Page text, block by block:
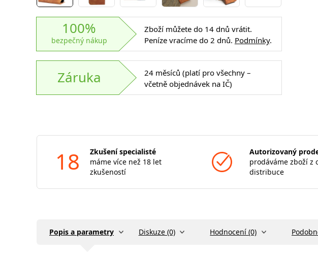
100%
bezpečný nákup
Zboží můžete do 14 dnů vrátit.
Peníze vracíme do 2 dnů. Podmínky.
Záruka
24 měsíců (platí pro všechny –
včetně objednávek na IČ)
18
Zkušení specialisté
máme více než 18 let
zkušeností
Autorizovaný
prodáváme zboží z
distribuce
Popis a parametry Diskuze (0) Hodnocení (0)